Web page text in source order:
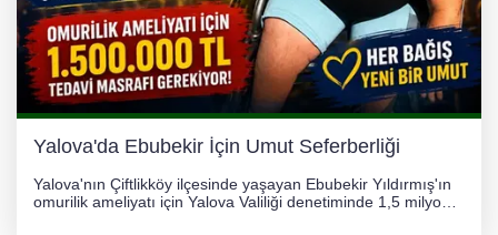
Yalova'da Ebubekir İçin Umut Seferberliği
Yalova'nın Çiftlikköy ilçesinde yaşayan Ebubekir Yıldırmış'ın
omurilik ameliyatı için Yalova Valiliği denetiminde 1,5 milyon